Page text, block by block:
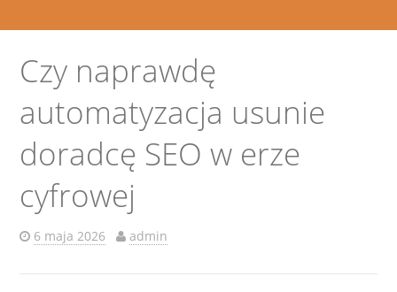
Czy naprawdę
automatyzacja usunie
doradcę SEO w erze
cyfrowej
6 maja 2026 admin